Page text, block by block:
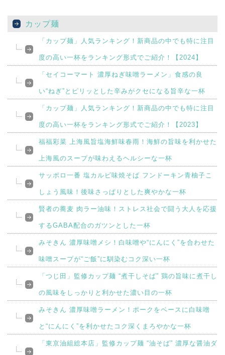
カップ麺
「カップ麺」人気ランキング！新商品の中でも特に注目
度の高い一杯をランキング形式でご紹介！【2024】
「セイコーマート 濃厚ねぎ味噌ラーメン」食感の良
い“ねぎ”とピリッとした辛みがクセになる旨辛な一杯
「カップ麺」人気ランキング！新商品の中でも特に注目
度の高い一杯をランキング形式でご紹介！【2023】
福福彩菜 上海風旨塩海鮮味春雨！海鮮の旨味を利かせた
上海風のスープが味わえるヘルシーな一杯
サッポロ一番 塩カルビ味焼そば フンドーキン青柚子こ
しょう風味！後味さっぱりとした爽やかな一杯
賢者の蕎麦 肉ラー油味！ストレス社会で闘う大人を応援
するGABA配合のガツンとした一杯
みそきん 濃厚味噌メシ！白味噌や“にんにく”を合わせた
味噌スープが“ご飯”に馴染むコク深い一杯
「つじ田」監修カップ麺 “煮干しそば” 鶏の旨味に煮干し
の風味をしっかりと利かせた濃い目の一杯
みそきん 濃厚味噌ラーメン！ポークをベースに白味噌
と“にんにく”を利かせたコク深くまろやかな一杯
「東京油組総本店」監修カップ麺 “油そば” 濃厚な醤油ダ